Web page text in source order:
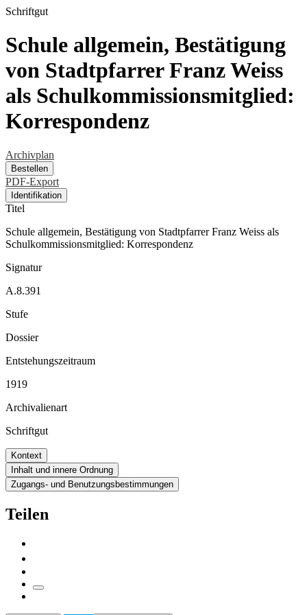
Schriftgut
Schule allgemein, Bestätigung
von Stadtpfarrer Franz Weiss
als Schulkommissionsmitglied:
Korrespondenz
Archivplan
Bestellen
PDF-Export
Identifikation
Titel
Schule allgemein, Bestätigung von Stadtpfarrer Franz Weiss als
Schulkommissionsmitglied: Korrespondenz
Signatur
A.8.391
Stufe
Dossier
Entstehungszeitraum
1919
Archivalienart
Schriftgut
Kontext
Inhalt und innere Ordnung
Zugangs- und Benutzungsbestimmungen
Teilen